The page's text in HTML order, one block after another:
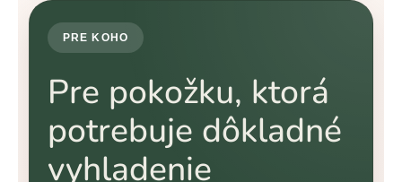
PRE KOHO
Pre pokožku, ktorá
potrebuje dôkladné
vyhladenie